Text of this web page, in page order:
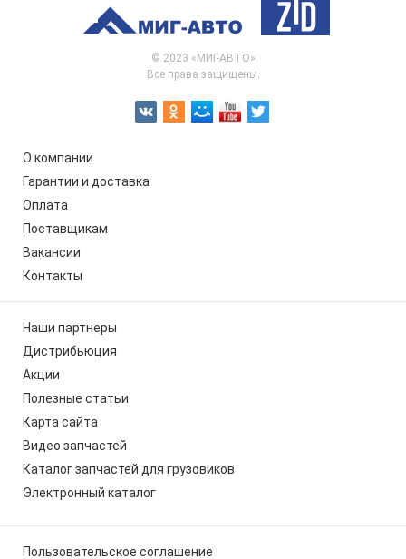
© 2023 «МИГ-АВТО»
Все права защищены.
О компании
Гарантии и доставка
Оплата
Поставщикам
Вакансии
Контакты
Наши партнеры
Дистрибьюция
Акции
Полезные статьи
Карта сайта
Видео запчастей
Каталог запчастей для грузовиков
Электронный каталог
Пользовательское соглашение